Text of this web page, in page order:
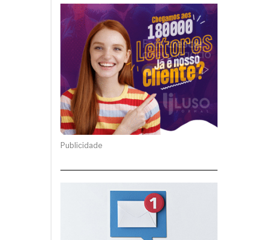
Publicidade